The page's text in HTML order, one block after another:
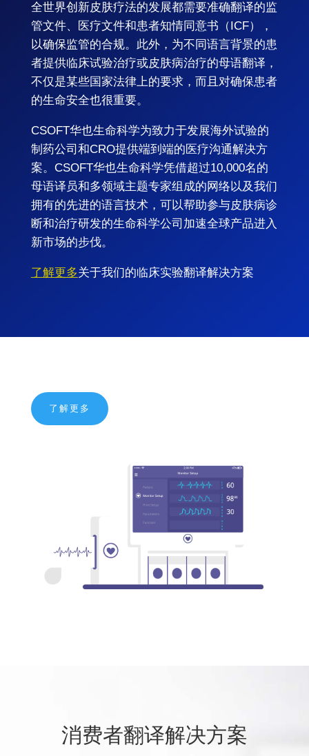
全世界创新皮肤疗法的发展都需要准确翻译的监
管文件、医疗文件和患者知情同意书（ICF），
以确保监管的合规。此外，为不同语言背景的患
者提供临床试验治疗或皮肤病治疗的母语翻译，
不仅是某些国家法律上的要求，而且对确保患者
的生命安全也很重要。
CSOFT华也生命科学为致力于发展海外试验的
制药公司和CRO提供端到端的医疗沟通解决方
案。CSOFT华也生命科学凭借超过10,000名的
母语译员和多领域主题专家组成的网络以及我们
拥有的先进的语言技术，可以帮助参与皮肤病诊
断和治疗研发的生命科学公司加速全球产品进入
新市场的步伐。
了解更多关于我们的临床实验翻译解决方案
了解更多
消费者翻译解决方案